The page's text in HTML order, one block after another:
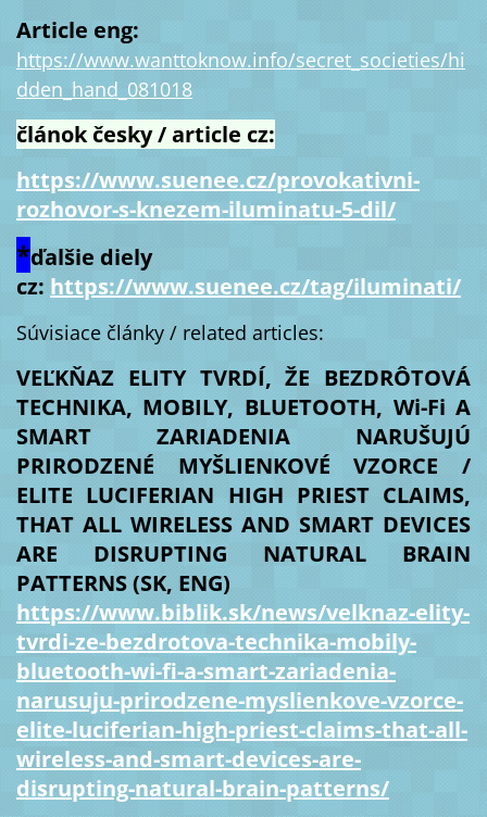
Article eng:
https://www.wanttoknow.info/secret_societies/hi
dden_hand_081018
článok česky / article cz:
https://www.suenee.cz/provokativni-
rozhovor-s-knezem-iluminatu-5-dil/
*ďalšie diely
cz: https://www.suenee.cz/tag/iluminati/
Súvisiace články / related articles:
VEĽKŇAZ ELITY TVRDÍ, ŽE BEZDRÔTOVÁ
TECHNIKA, MOBILY, BLUETOOTH, Wi-Fi A
SMART ZARIADENIA NARUŠUJÚ
PRIRODZENÉ MYŠLIENKOVÉ VZORCE /
ELITE LUCIFERIAN HIGH PRIEST CLAIMS,
THAT ALL WIRELESS AND SMART DEVICES
ARE DISRUPTING NATURAL BRAIN
PATTERNS (SK, ENG)
https://www.biblik.sk/news/velknaz-elity-
tvrdi-ze-bezdrotova-technika-mobily-
bluetooth-wi-fi-a-smart-zariadenia-
narusuju-prirodzene-myslienkove-vzorce-
elite-luciferian-high-priest-claims-that-all-
wireless-and-smart-devices-are-
disrupting-natural-brain-patterns/